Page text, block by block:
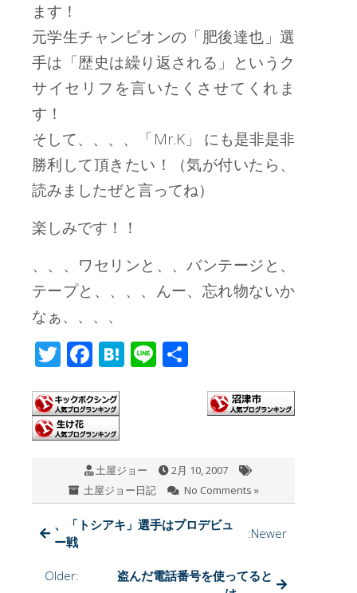
ます！
元学生チャンピオンの「肥後達也」選
手は「歴史は繰り返される」というク
サイセリフを言いたくさせてくれま
す！
そして、、、、「Mr.K」 にも是非是非
勝利して頂きたい！（気が付いたら、
読みましたぜと言ってね）
楽しみです！！
、、、ワセリンと、、バンテージと、
テープと、、、、んー、忘れ物ないか
なぁ、、、、
T
tt
er
F
e
b
o
o
k
H Li
土屋ジョー
2月 10, 2007
土屋ジョー日記
No Comments »
、「トシアキ」選手はプロデビュ
ー戦
:Newer
Older:
盗んだ電話番号を使ってると